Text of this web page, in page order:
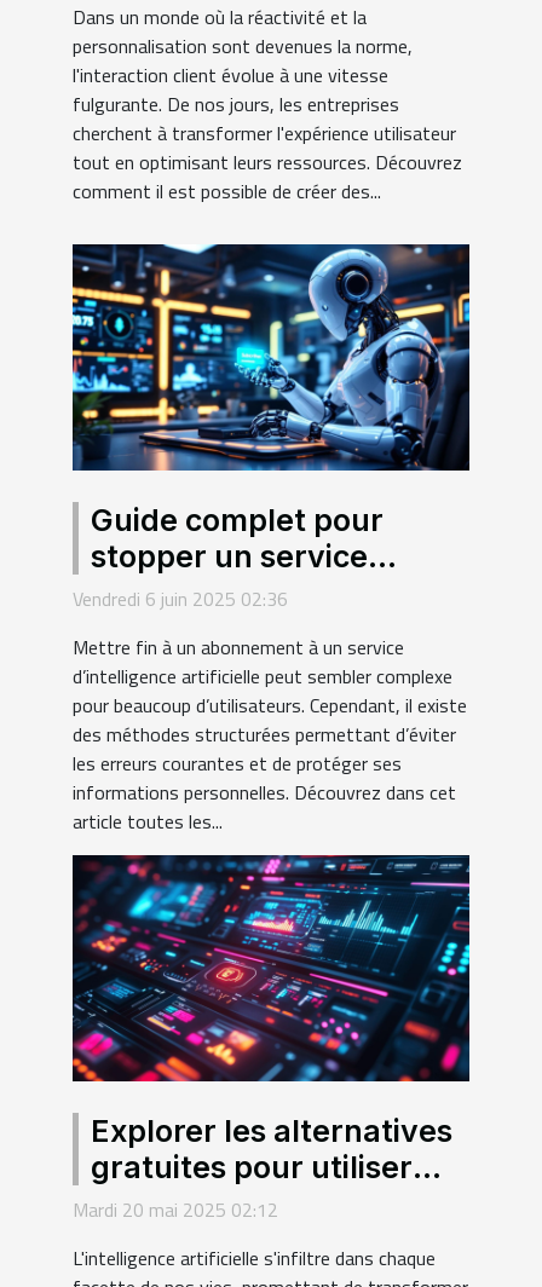
Dans un monde où la réactivité et la
personnalisation sont devenues la norme,
l'interaction client évolue à une vitesse
fulgurante. De nos jours, les entreprises
cherchent à transformer l'expérience utilisateur
tout en optimisant leurs ressources. Découvrez
comment il est possible de créer des...
Guide complet pour
stopper un service
d'intelligence artificielle
Vendredi 6 juin 2025 02:36
Mettre fin à un abonnement à un service
d’intelligence artificielle peut sembler complexe
pour beaucoup d’utilisateurs. Cependant, il existe
des méthodes structurées permettant d’éviter
les erreurs courantes et de protéger ses
informations personnelles. Découvrez dans cet
article toutes les...
Explorer les alternatives
gratuites pour utiliser
l'intelligence artificielle
Mardi 20 mai 2025 02:12
L'intelligence artificielle s'infiltre dans chaque